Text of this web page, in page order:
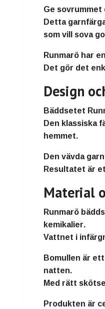
Ge sovrummet
Detta
som vill sova
Runmarö har en
Det gör det
Design
Bäddsetet
Den klassiska
hemmet.
Den vävda
Resultatet är
Material
Runmarö
kemikalier.
Vattnet i
Bomullen är ett
natten.
Med rätt
Produkten är